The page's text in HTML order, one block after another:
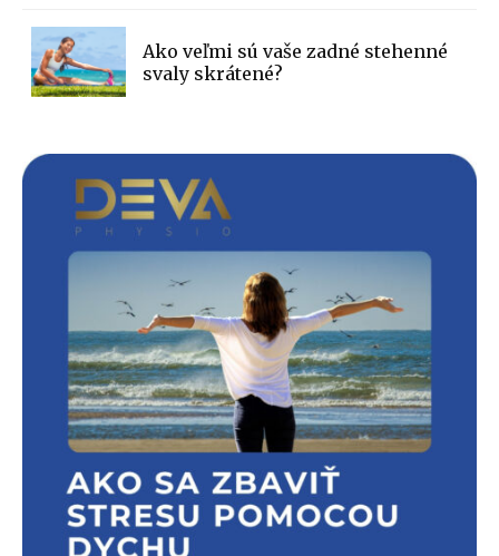
Ako veľmi sú vaše zadné stehenné
svaly skrátené?